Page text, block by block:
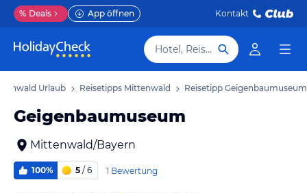
% Deals App öffnen Kontakt
Hotel, Reiseziel
Urlaub Reisetipps Mittenwald Reisetipp Geigenbaumuseum
Geigenbaumuseum
Mittenwald/Bayern
100% 5 / 6 1 Bewertung